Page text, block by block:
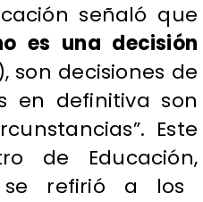
señaló que
es una decisión
son decisiones de
en definitiva son
Este
de Educación,
refirió a los